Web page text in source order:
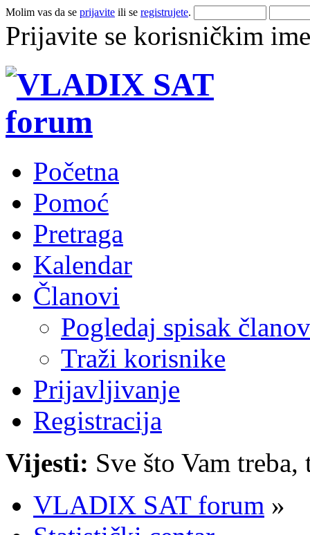
Molim vas da se prijavite ili se registrujete.
Prijavite se korisničkim
Početna
Pomoć
Pretraga
Kalendar
Članovi
Pogledaj spisak
Traži korisnike
Prijavljivanje
Registracija
Vijesti: Sve što Vam
VLADIX SAT forum »